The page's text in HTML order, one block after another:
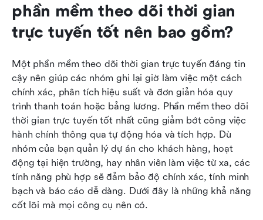
phần mềm theo dõi thời gian
trực tuyến tốt nên bao gồm?
Một phần mềm theo dõi thời gian trực tuyến đáng tin
cậy nên giúp các nhóm ghi lại giờ làm việc một cách
chính xác, phân tích hiệu suất và đơn giản hóa quy
trình thanh toán hoặc bảng lương. Phần mềm theo dõi
thời gian trực tuyến tốt nhất cũng giảm bớt công việc
hành chính thông qua tự động hóa và tích hợp. Dù
nhóm của bạn quản lý dự án cho khách hàng, hoạt
động tại hiện trường, hay nhân viên làm việc từ xa, các
tính năng phù hợp sẽ đảm bảo độ chính xác, tính minh
bạch và báo cáo dễ dàng. Dưới đây là những khả năng
cốt lõi mà mọi công cụ nên có.